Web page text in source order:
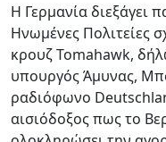
Η Γερμανία διεξάγει
Ηνωμένες Πολιτείες
κρουζ Tomahawk,
υπουργός Άμυνας,
ραδιόφωνο
αισιόδοξος πως το